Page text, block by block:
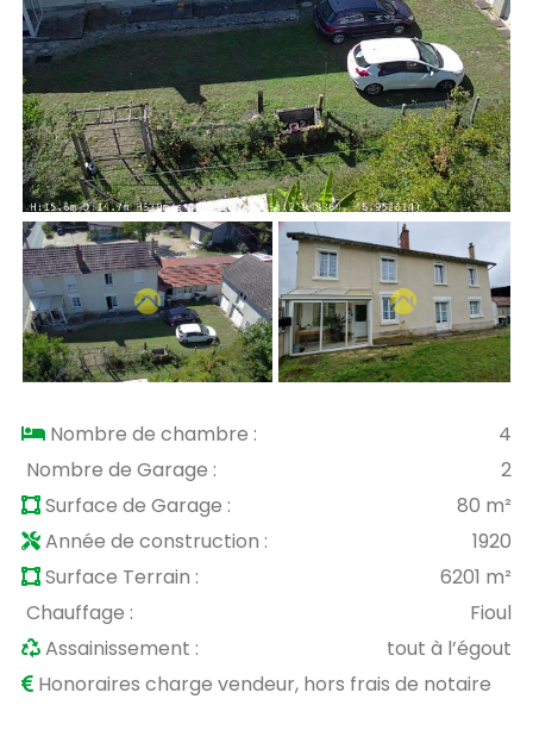
Nombre de chambre :
4
Nombre de Garage :
2
Surface de Garage :
80 m²
Année de construction :
1920
Surface Terrain :
6201 m²
Chauffage :
Fioul
Assainissement :
tout à l’égout
Honoraires charge vendeur, hors frais de notaire